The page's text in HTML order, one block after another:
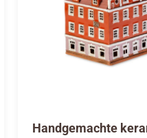
Handgemachte